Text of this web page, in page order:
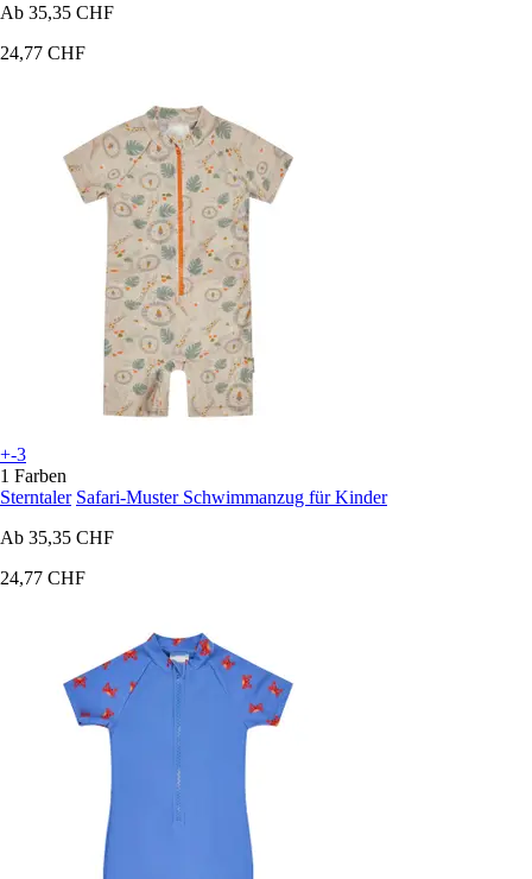
Ab 35,35 CHF
24,77 CHF
+-3
1 Farben
Sterntaler Safari-Muster Schwimmanzug für Kinder
Ab 35,35 CHF
24,77 CHF